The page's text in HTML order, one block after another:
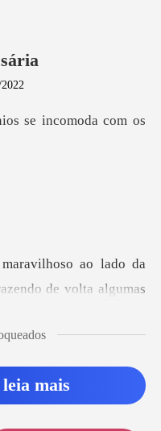
0
se incom
de volta algumas
ela estava, se
mais